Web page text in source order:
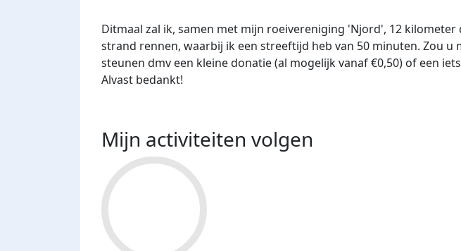
Ditmaal zal ik, samen met mijn roeivereniging 'Njord', 12
strand rennen, waarbij ik een streeftijd heb van 50 minuten. Zou u
steunen dmv een kleine donatie (al mogelijk vanaf €0,50) of een
Alvast bedankt!
Mijn activiteiten volgen